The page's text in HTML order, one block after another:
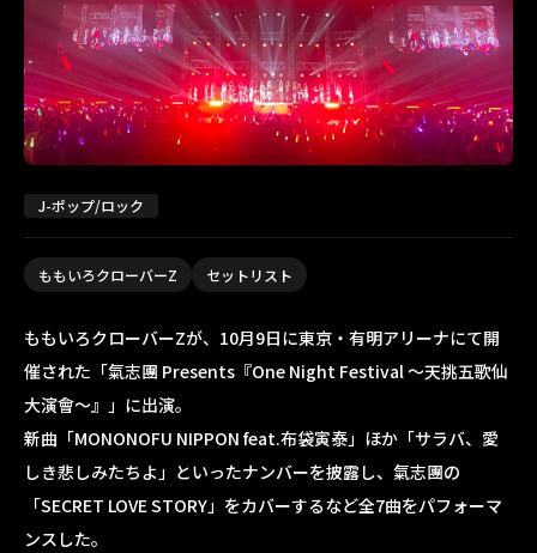
J-ポップ/ロック
ももいろクローバーZ セットリスト
ももいろクローバーZが、10月9日に東京・有明アリーナにて開
催された 「氣志團 Presents『One Night Festival ～天挑五歌仙
大演會～』」 に出演。
新曲 「MONONOFU NIPPON feat.布袋寅泰」 ほか 「サラバ、愛
しき悲しみたちよ」 といったナンバーを披露し、 氣志團の
「SECRET LOVE STORY」 をカバーするなど全7曲をパフォーマ
ンスした。